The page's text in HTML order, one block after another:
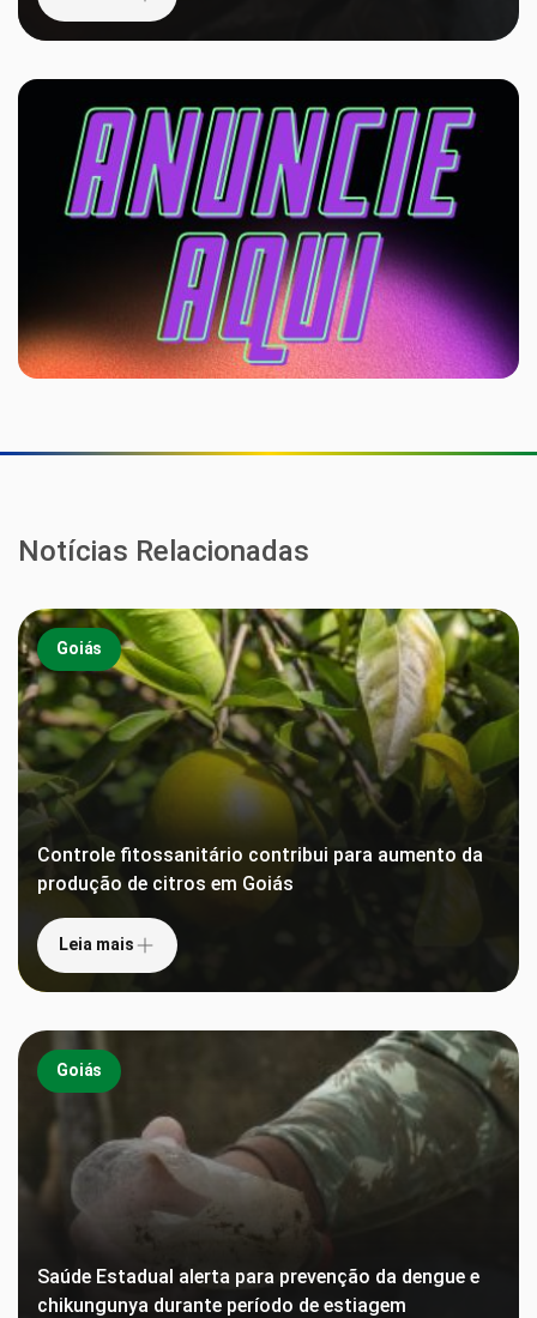
Notícias Relacionadas
Goiás
Controle fitossanitário contribui para aumento da
produção de citros em Goiás
Leia mais
Goiás
Saúde Estadual alerta para prevenção da dengue e
chikungunya durante período de estiagem